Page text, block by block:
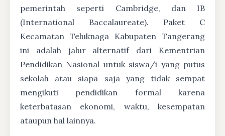
pemerintah seperti Cambridge, dan IB
(International Baccalaureate). Paket C
Kecamatan Teluknaga Kabupaten Tangerang
ini adalah jalur alternatif dari Kementrian
Pendidikan Nasional untuk siswa/i yang putus
sekolah atau siapa saja yang tidak sempat
mengikuti pendidikan formal karena
keterbatasan ekonomi, waktu, kesempatan
ataupun hal lainnya.